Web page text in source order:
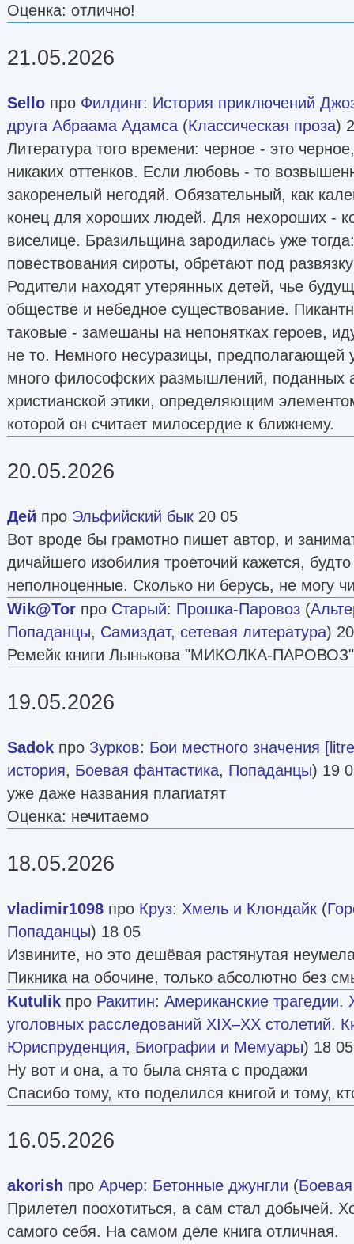
Оценка: отлично!
21.05.2026
Sello про Филдинг: История приключений
друга Абраама Адамса (Классическая проза)
Литература того времени: черное - это
никаких оттенков. Если любовь - то
закоренелый негодяй. Обязательный, как
конец для хороших людей. Для нехороших -
виселице. Бразильщина зародилась уже
повествования сироты, обретают под
Родители находят утерянных детей, чье
обществе и небедное существование.
таковые - замешаны на непонятках героев,
не то. Немного несуразицы, предполагающей
много философских размышлений, поданных
христианской этики, определяющим
которой он считает милосердие к ближнему.
20.05.2026
Дей про Эльфийский бык 20 05
Вот вроде бы грамотно пишет автор, и
дичайшего изобилия троеточий кажется,
неполноценные. Сколько ни берусь, не могу
Wik@Tor про Старый: Прошка-Паровоз (
Попаданцы, Самиздат, сетевая литература)
Ремейк книги Лынькова "МИКОЛКА-
19.05.2026
Sadok про Зурков: Бои местного значения
история, Боевая фантастика, Попаданцы) 19
уже даже названия плагиатят
Оценка: нечитаемо
18.05.2026
vladimir1098 про Круз: Хмель и Клондайк (
Попаданцы) 18 05
Извините, но это дешёвая растянутая
Пикника на обочине, только абсолютно без
Kutulik про Ракитин: Американские трагедии.
уголовных расследований XIX–XX столетий.
Юриспруденция, Биографии и Мемуары) 18 05
Ну вот и она, а то была снята с продажи
Спасибо тому, кто поделился книгой и тому,
16.05.2026
akorish про Арчер: Бетонные джунгли (
Прилетел поохотиться, а сам стал добычей.
самого себя. На самом деле книга отличная.